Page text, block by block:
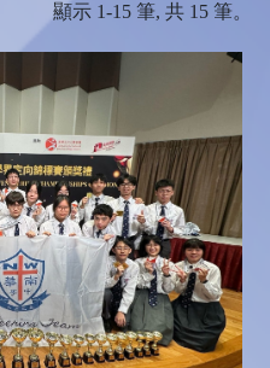
顯示 1-15 筆, 共 15 筆。